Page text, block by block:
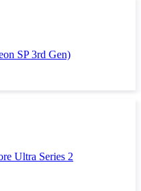
SP 3rd Gen)
Ultra Series 2